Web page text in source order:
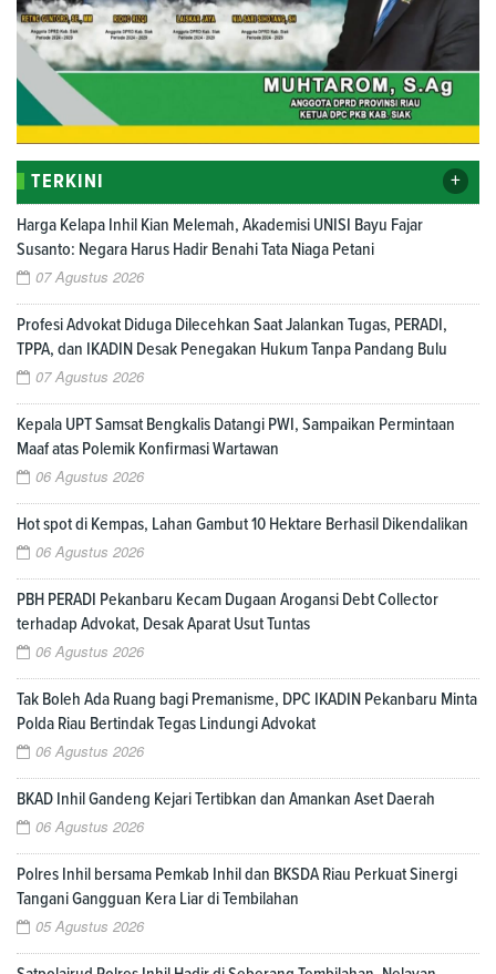
TERKINI +
Harga Kelapa Inhil Kian Melemah, Akademisi UNISI Bayu Fajar
Susanto: Negara Harus Hadir Benahi Tata Niaga Petani
07 Agustus 2026
Profesi Advokat Diduga Dilecehkan Saat Jalankan Tugas, PERADI,
TPPA, dan IKADIN Desak Penegakan Hukum Tanpa Pandang Bulu
07 Agustus 2026
Kepala UPT Samsat Bengkalis Datangi PWI, Sampaikan Permintaan
Maaf atas Polemik Konfirmasi Wartawan
06 Agustus 2026
Hot spot di Kempas, Lahan Gambut 10 Hektare Berhasil Dikendalikan
06 Agustus 2026
PBH PERADI Pekanbaru Kecam Dugaan Arogansi Debt Collector
terhadap Advokat, Desak Aparat Usut Tuntas
06 Agustus 2026
Tak Boleh Ada Ruang bagi Premanisme, DPC IKADIN Pekanbaru Minta
Polda Riau Bertindak Tegas Lindungi Advokat
06 Agustus 2026
BKAD Inhil Gandeng Kejari Tertibkan dan Amankan Aset Daerah
06 Agustus 2026
Polres Inhil bersama Pemkab Inhil dan BKSDA Riau Perkuat Sinergi
Tangani Gangguan Kera Liar di Tembilahan
05 Agustus 2026